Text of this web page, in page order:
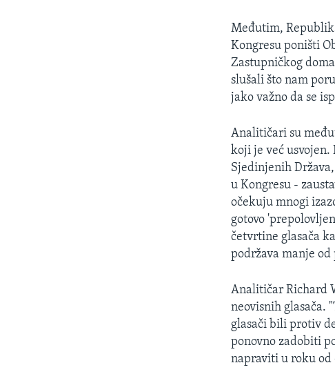
Međutim,
Kongresu poništi
Zastupničkog
slušali što nam
jako važno da se
Analitičari su
koji je već
Sjedinjenih
u Kongresu -
očekuju mnogi
gotovo
četvrtine glasača
podržava manje
Analitičar Richard
neovisnih glasača.
glasači bili protiv
ponovno zadobiti
napraviti u roku od